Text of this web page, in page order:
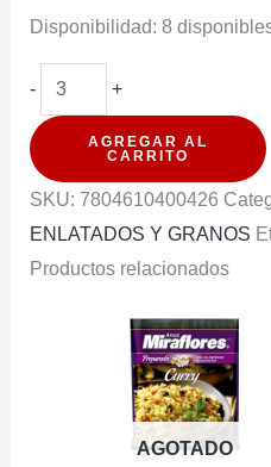
Disponibilidad: 8
-
DURAZNOS
EN
CUBITOS
GHOSH
+
AGREGAR AL
CARRITO
SKU: 7804610400426
ENLATADOS Y GRANOS
Productos relacionados
AGOTADO